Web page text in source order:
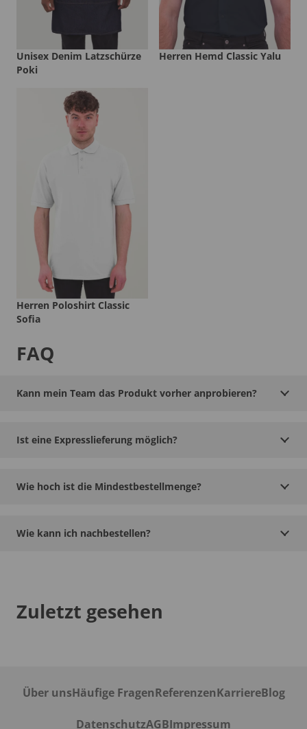
Unisex Denim Latzschürze
Poki
Herren Hemd Classic Yalu
Herren Poloshirt Classic
Sofia
FAQ
Kann mein Team das Produkt vorher anprobieren?
Ist eine Expresslieferung möglich?
Wie hoch ist die Mindestbestellmenge?
Wie kann ich nachbestellen?
Zuletzt gesehen
Über unsHäufige FragenReferenzenKarriereBlog
DatenschutzAGBImpressum